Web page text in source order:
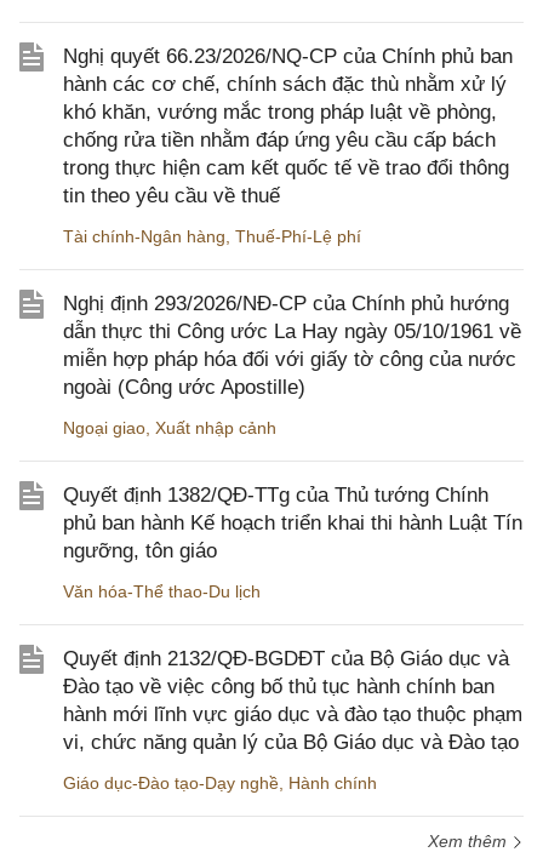
Nghị quyết 66.23/2026/NQ-CP của Chính phủ ban
hành các cơ chế, chính sách đặc thù nhằm xử lý
khó khăn, vướng mắc trong pháp luật về phòng,
chống rửa tiền nhằm đáp ứng yêu cầu cấp bách
trong thực hiện cam kết quốc tế về trao đổi thông
tin theo yêu cầu về thuế
Tài chính-Ngân hàng Thuế-Phí-Lệ phí
Nghị định 293/2026/NĐ-CP của Chính phủ hướng
dẫn thực thi Công ước La Hay ngày 05/10/1961 về
miễn hợp pháp hóa đối với giấy tờ công của nước
ngoài (Công ước Apostille)
Ngoại giao Xuất nhập cảnh
Quyết định 1382/QĐ-TTg của Thủ tướng Chính
phủ ban hành Kế hoạch triển khai thi hành Luật Tín
ngưỡng, tôn giáo
Văn hóa-Thể thao-Du lịch
Quyết định 2132/QĐ-BGDĐT của Bộ Giáo dục và
Đào tạo về việc công bố thủ tục hành chính ban
hành mới lĩnh vực giáo dục và đào tạo thuộc phạm
vi, chức năng quản lý của Bộ Giáo dục và Đào tạo
Giáo dục-Đào tạo-Dạy nghề Hành chính
Xem thêm